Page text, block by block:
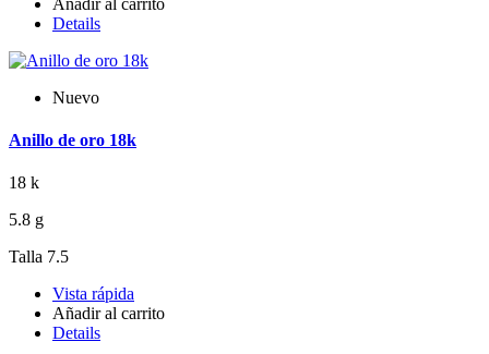
Details
Nuevo
Anillo de oro 18k
18 k
5.8 g
Talla 7.5
Vista rápida
Añadir al carrito
Details